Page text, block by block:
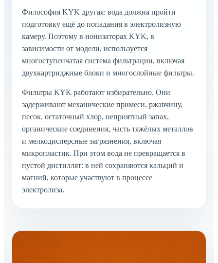
Философия KYK другая: вода должна пройти
подготовку ещё до попадания в электролизную
камеру. Поэтому в ионизаторах KYK, в
зависимости от модели, используется
многоступенчатая система фильтрации, включая
двухкартриджные блоки и многослойные фильтры.
Фильтры KYK работают избирательно. Они
задерживают механические примеси, ржавчину,
песок, остаточный хлор, неприятный запах,
органические соединения, часть тяжёлых металлов
и мелкодисперсные загрязнения, включая
микропластик. При этом вода не превращается в
пустой дистиллят: в ней сохраняются кальций и
магний, которые участвуют в процессе
электролиза.